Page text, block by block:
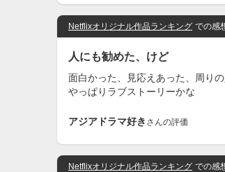
Netflixオリジナル作品ランキング での感
人にも勧めた、けど
面白かった、見応えあった、周り
やっぱりラブストーリーかな
アジアドラマ好き さんの評価
Netflixオリジナル作品ランキング での感